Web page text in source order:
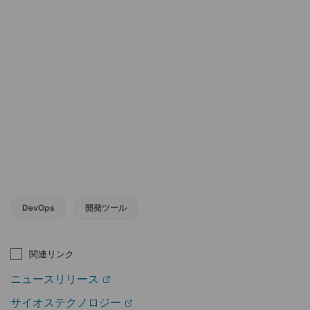
DevOps 開発ツール
関連リンク
ニュースリリース
サイオステクノロジー